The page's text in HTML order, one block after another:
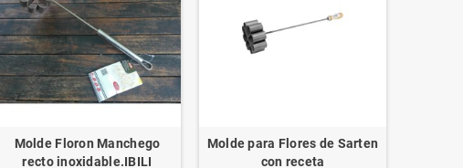
Molde Floron Manchego
recto inoxidable.IBILI
Molde para Flores de Sarten
con receta